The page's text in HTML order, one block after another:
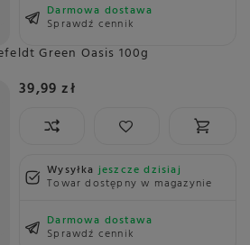
Darmowa dostawa
Sprawdź cennik
Green Oasis 100g
39,99 zł
Wysyłkajeszcze dzisiaj
Towar dostępny w magazynie
Darmowa dostawa
Sprawdź cennik